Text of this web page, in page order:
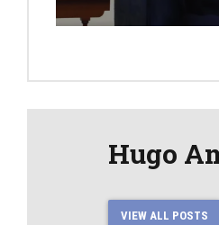
Hugo
VIEW ALL POSTS